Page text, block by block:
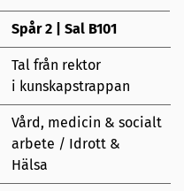
Spår 2 | Sal B101
Tal från rektor
i kunskapstrappan
Vård, medicin & socialt
arbete / Idrott &
Hälsa